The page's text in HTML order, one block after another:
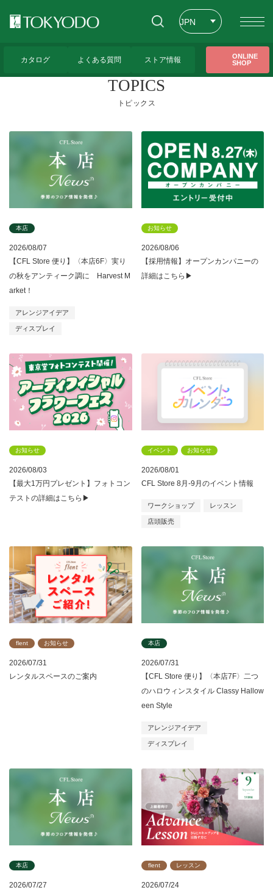
JPN
カタログ よくある質問 ストア情報
ONLINE
SHOP
TOPICS
トピックス
2026/08/07
本店
【CFL Store 便り】〈本店6F〉実り
の秋をアンティーク調に Harvest M
arket！
アレンジアイデア
ディスプレイ
2026/08/06
お知らせ
【採用情報】オープンカンパニーの
詳細はこちら▶
2026/08/03
お知らせ
【最大1万円プレゼント】フォトコン
テストの詳細はこちら▶
2026/08/01
イベント お知らせ
CFL Store 8月-9月のイベント情報
ワークショップ レッスン
店頭販売
2026/07/31
flent お知らせ
レンタルスペースのご案内
2026/07/31
本店
【CFL Store 便り】〈本店7F〉二つ
のハロウィンスタイル Classy Hallow
een Style
アレンジアイデア
ディスプレイ
2026/07/27
本店
2026/07/24
flent レッスン